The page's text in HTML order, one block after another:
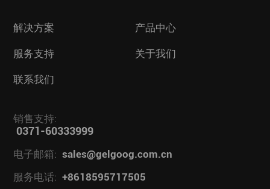
解决方案 产品中心
服务支持 关于我们
联系我们
销售支持:
0371-60333999
电子邮箱: sales@gelgoog.com.cn
服务电话: +8618595717505